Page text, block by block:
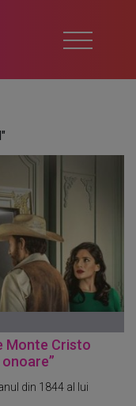
Monte Cristo
din 1844 al lui